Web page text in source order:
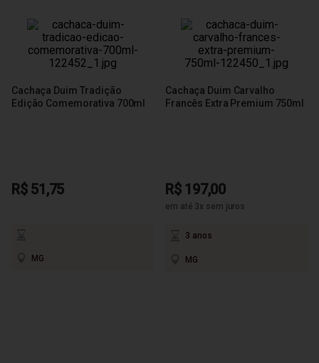
Cachaça Duim Tradição
Edição Comemorativa 700ml
R$ 51,75
MG
Cachaça Duim Carvalho
Francês Extra Premium 750ml
R$ 197,00
em até 3x sem juros
3 anos
MG